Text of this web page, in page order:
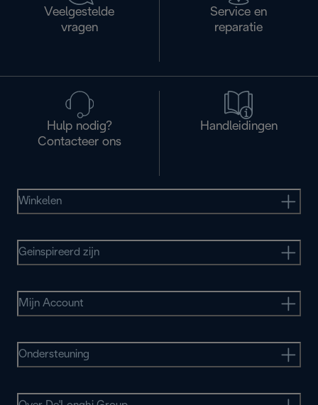
Veelgestelde
vragen
Service en
reparatie
Hulp nodig?
Contacteer ons
Handleidingen
Winkelen
Geinspireerd zijn
Mijn Account
Ondersteuning